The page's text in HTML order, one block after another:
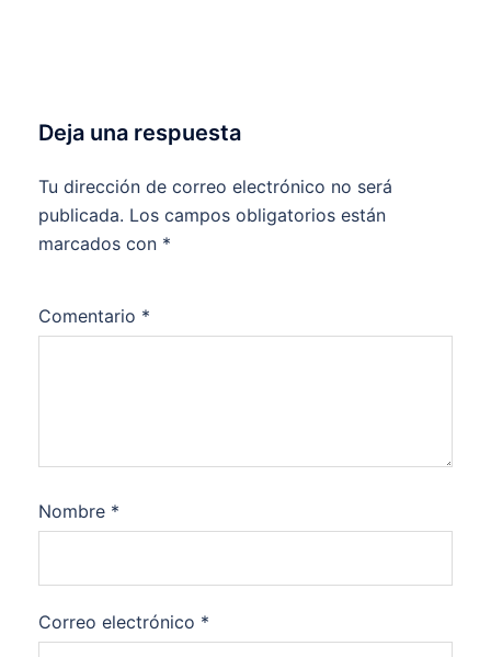
Deja una respuesta
Tu dirección de correo electrónico no será
publicada. Los campos obligatorios están
marcados con *
Comentario *
Nombre *
Correo electrónico *